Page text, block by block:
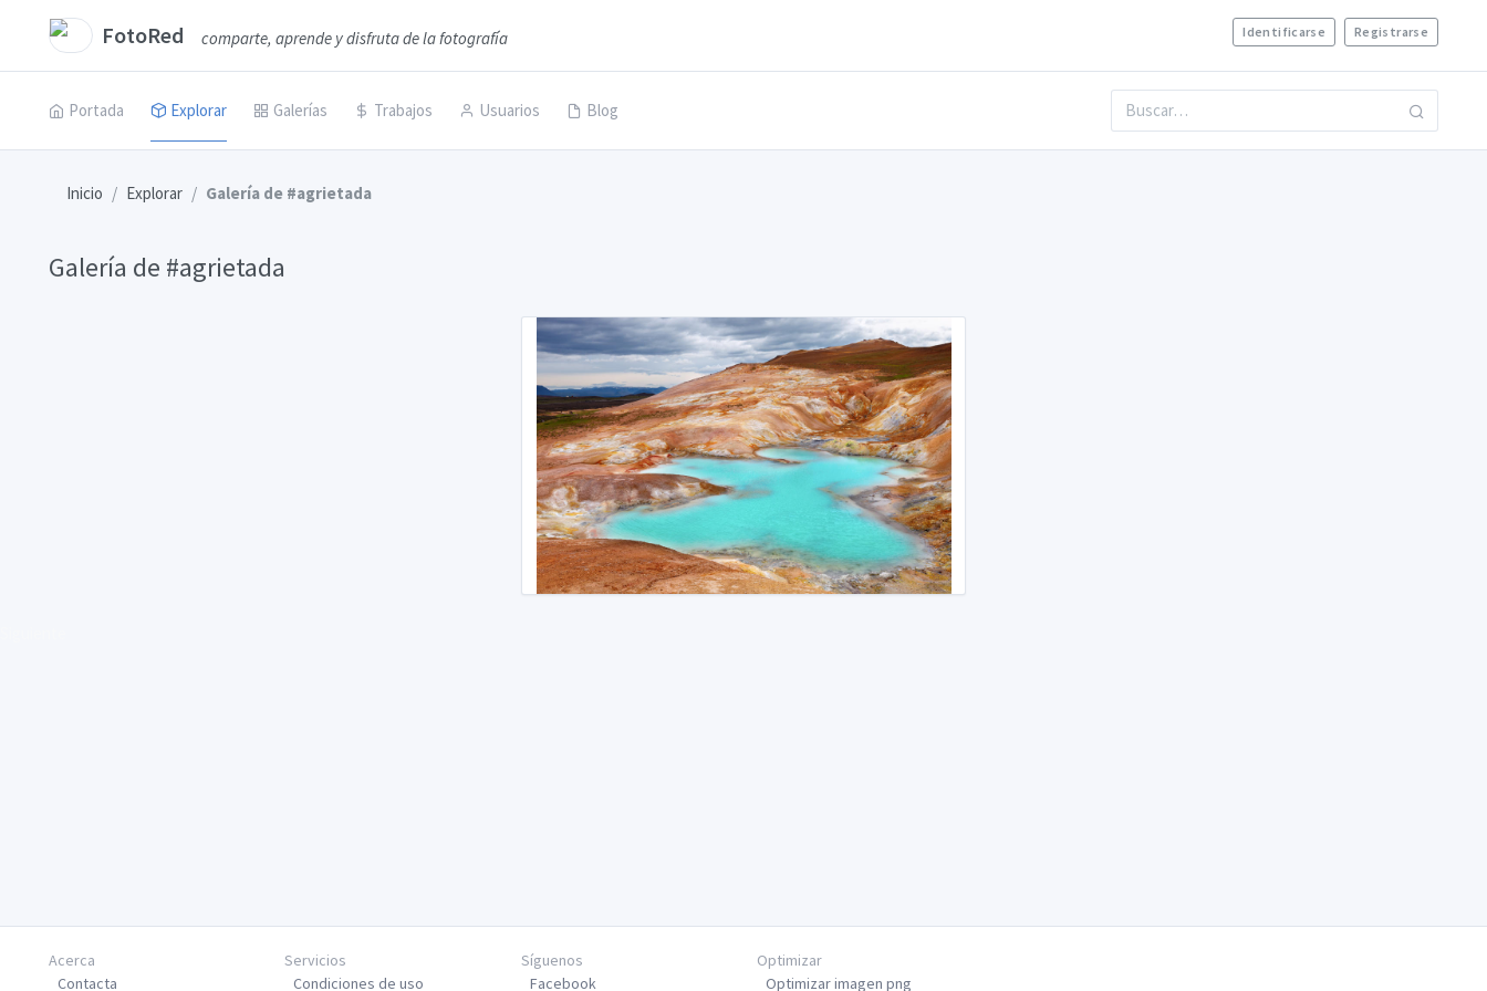
FotoRed comparte, aprende y disfruta de la fotografía Identificarse Registrarse
Portada Explorar Galerías Trabajos Usuarios Blog
Inicio Explorar Galería de #agrietada
Galería de #agrietada
Acerca
Contacta
Servicios
Condiciones de uso
Síguenos
Facebook
Optimizar
Optimizar imagen png